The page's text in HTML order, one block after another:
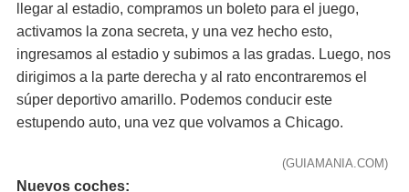
llegar al estadio, compramos un boleto para el juego,
activamos la zona secreta, y una vez hecho esto,
ingresamos al estadio y subimos a las gradas. Luego, nos
dirigimos a la parte derecha y al rato encontraremos el
súper deportivo amarillo. Podemos conducir este
estupendo auto, una vez que volvamos a Chicago.
(GUIAMANIA.COM)
Nuevos coches: